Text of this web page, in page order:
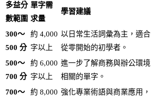
多益分
數範圍
單字需
求量
學習建議
300～
500 分
約 4,000
字以上
以日常生活詞彙為主，適合
從零開始的初學者。
500～
700 分
約 6,000
字以上
進一步了解商務與辦公環境
相關的單字。
700～
約 8,000 強化專業術語與商業應用，